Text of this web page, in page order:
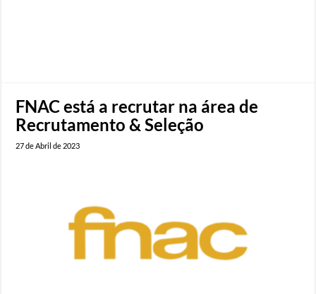
FNAC está a recrutar na área de
Recrutamento & Seleção
27 de Abril de 2023